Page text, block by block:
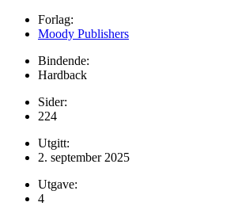
Forlag:
Moody Publishers
Bindende:
Hardback
Sider:
224
Utgitt:
2. september 2025
Utgave:
4